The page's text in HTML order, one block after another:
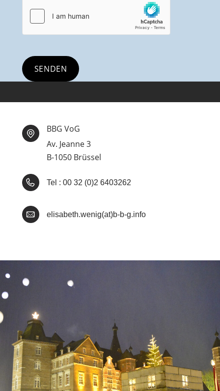
BBG VoG
Av. Jeanne 3
B-1050 Brüssel
Tel : 00 32 (0)2 6403262
elisabeth.wenig(at)b-b-g.info